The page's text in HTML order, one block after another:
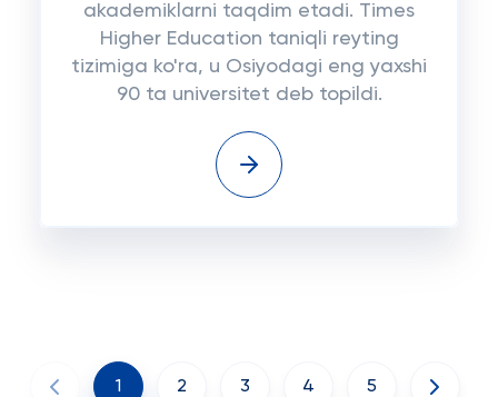
akademiklarni taqdim etadi. Times
Higher Education taniqli reyting
tizimiga ko'ra, u Osiyodagi eng yaxshi
90 ta universitet deb topildi.
1 2 3 4 5